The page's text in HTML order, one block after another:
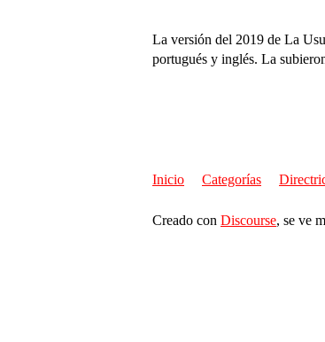
La versión del 2019 de La
portugués y inglés. La
Inicio Categorías
Creado con Discourse, se ve